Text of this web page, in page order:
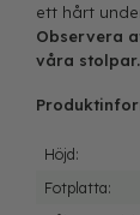
ett hårt
Observera
våra stolpar.
Höjd:
Fotplatta: